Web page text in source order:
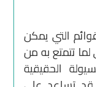
التي يمكن
لما تتمتع به من
الحقيقية